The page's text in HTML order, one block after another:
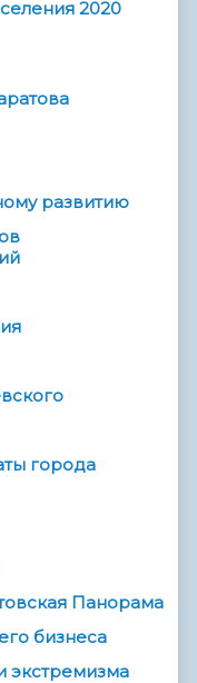
2020
развитию
города
Панорама
бизнеса
экстремизма